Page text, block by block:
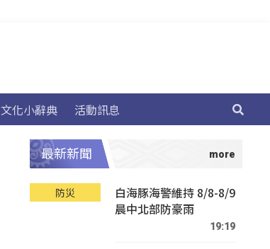
文化小辭典 活動訊息
最新新聞
防災
白海豚海警維持 8/8-8/9
晨中北部防豪雨
19:19